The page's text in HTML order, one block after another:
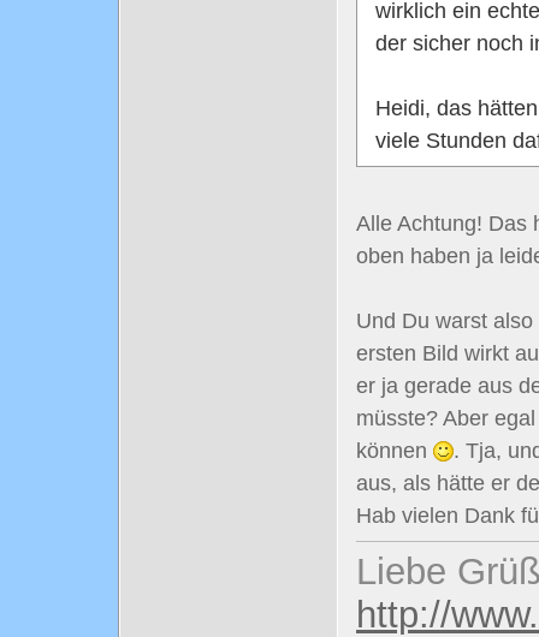
wirklich ein
der sicher noch
Heidi, das
viele Stunden
Alle Achtung! Das
oben haben ja
Und Du warst
ersten Bild wirkt
er ja gerade aus
müsste? Aber
können
. Tja,
aus, als hätte er
Hab vielen Dank
Liebe
http://